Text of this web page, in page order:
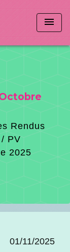
menu
Rendus
/ PV
2025
01/11/2025